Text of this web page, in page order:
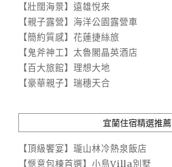
【壯闊海景】遠雄悅來
【親子露營】海洋公園露營車
【簡約質感】花蓮捷絲旅
【鬼斧神工】太魯閣晶英酒店
【百大旅館】理想大地
【豪華親子】瑞穗天合
宜蘭住宿精選推薦
【頂級饗宴】瓏山林冷熱泉飯店
【愜意包棟首選】小島Villa別墅